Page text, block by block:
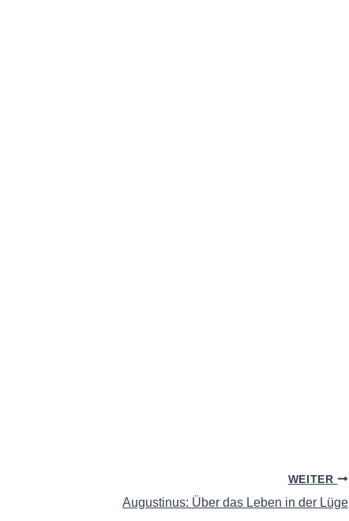
WEITER
Augustinus: Über das Leben in der Lüge